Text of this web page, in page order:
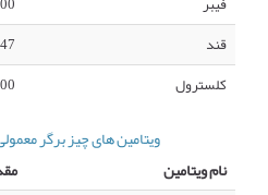
قند
کلسترول
ویتامین های چیز برگر
نام ویتامین